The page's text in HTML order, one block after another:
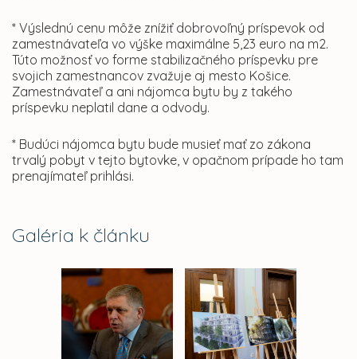
Galéria k článku
* Výslednú cenu môže znížiť dobrovoľný príspevok od
zamestnávateľa vo výške maximálne 5,23 euro na m2.
Túto možnosť vo forme stabilizačného príspevku pre
svojich zamestnancov zvažuje aj mesto Košice.
Zamestnávateľ a ani nájomca bytu by z takého
príspevku neplatil dane a odvody.
* Budúci nájomca bytu bude musieť mať zo zákona
trvalý pobyt v tejto bytovke, v opačnom prípade ho tam
prenajímateľ prihlási.